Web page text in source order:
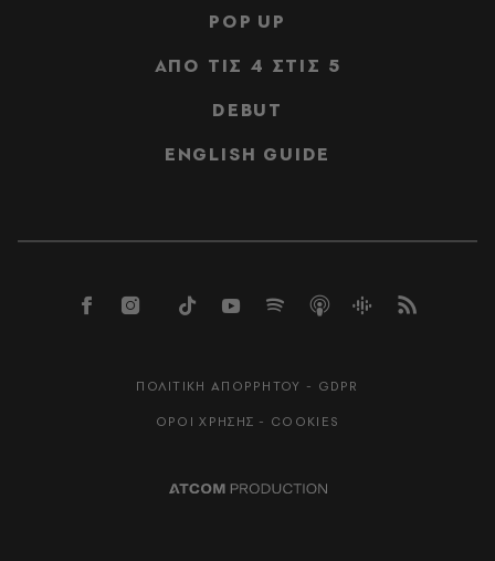
POP UP
ΑΠΟ ΤΙΣ 4 ΣΤΙΣ 5
DEBUT
ENGLISH GUIDE
ΠΟΛΙΤΙΚΗ ΑΠΟΡΡΗΤΟΥ - GDPR
ΟΡΟΙ ΧΡΗΣΗΣ - COOKIES